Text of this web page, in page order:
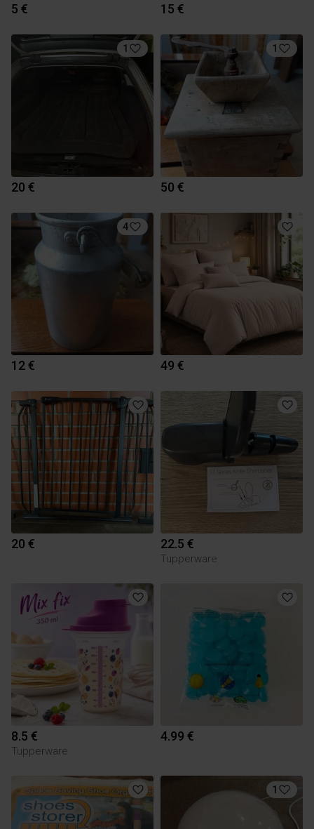
5 € 15 €
1
20 €
1
50 €
4
12 € 49 €
20 € 22.5 €
Tupperware
8.5 €
Tupperware
4.99 €
1